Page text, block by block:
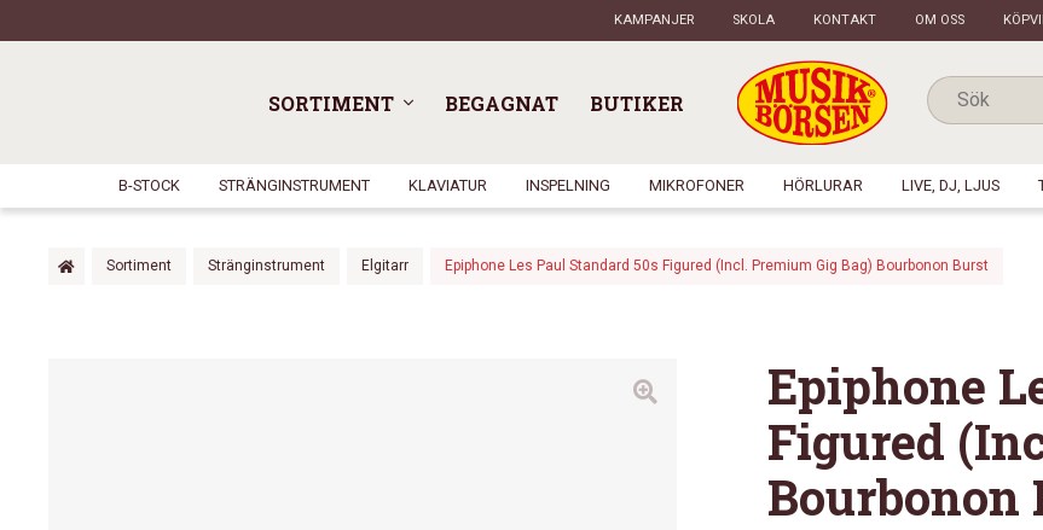
KAMPANJER SKOLA KONTAKT OM OSS
SORTIMENT BEGAGNAT BUTIKER
B-STOCK STRÄNGINSTRUMENT KLAVIATUR INSPELNING MIKROFONER HÖRLURAR LIVE, DJ, LJUS
Sortiment Stränginstrument Elgitarr Epiphone Les Paul Standard 50s Figured (Incl. Premium Gig Bag) Bourbonon Burst
Epiphone
Figured
Bourbonon